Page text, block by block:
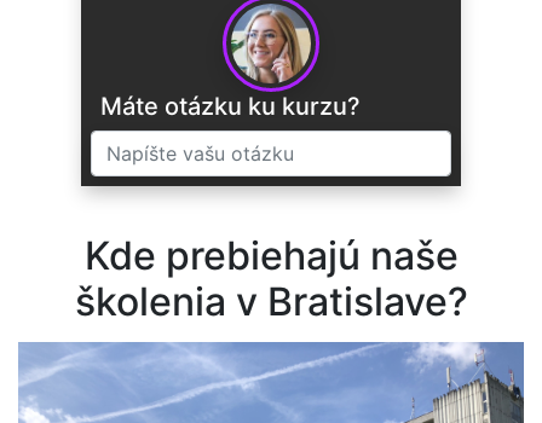
Máte otázku ku kurzu?
ODOSLAŤ
Kde prebiehajú naše
školenia v Bratislave?